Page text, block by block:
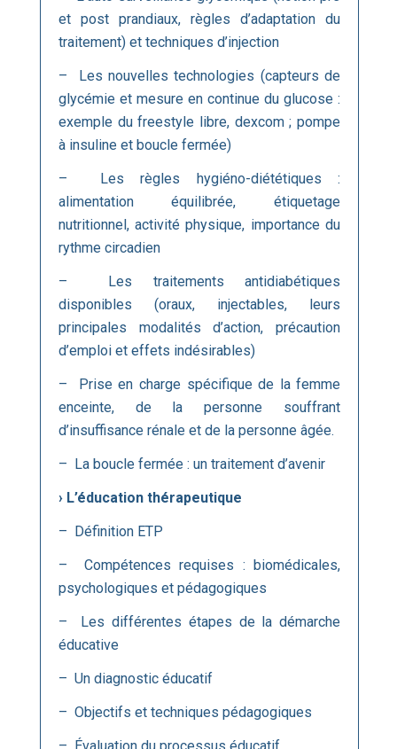
et post prandiaux, règles d’adaptation du
traitement) et techniques d’injection
– Les nouvelles technologies (capteurs de
glycémie et mesure en continue du glucose :
exemple du freestyle libre, dexcom ; pompe
à insuline et boucle fermée)
– Les règles hygiéno-diététiques :
alimentation équilibrée, étiquetage
nutritionnel, activité physique, importance du
rythme circadien
– Les traitements antidiabétiques
disponibles (oraux, injectables, leurs
principales modalités d’action, précaution
d’emploi et effets indésirables)
– Prise en charge spécifique de la femme
enceinte, de la personne souffrant
d’insuffisance rénale et de la personne âgée.
– La boucle fermée : un traitement d’avenir
› L’éducation thérapeutique
– Définition ETP
– Compétences requises : biomédicales,
psychologiques et pédagogiques
– Les différentes étapes de la démarche
éducative
– Un diagnostic éducatif
– Objectifs et techniques pédagogiques